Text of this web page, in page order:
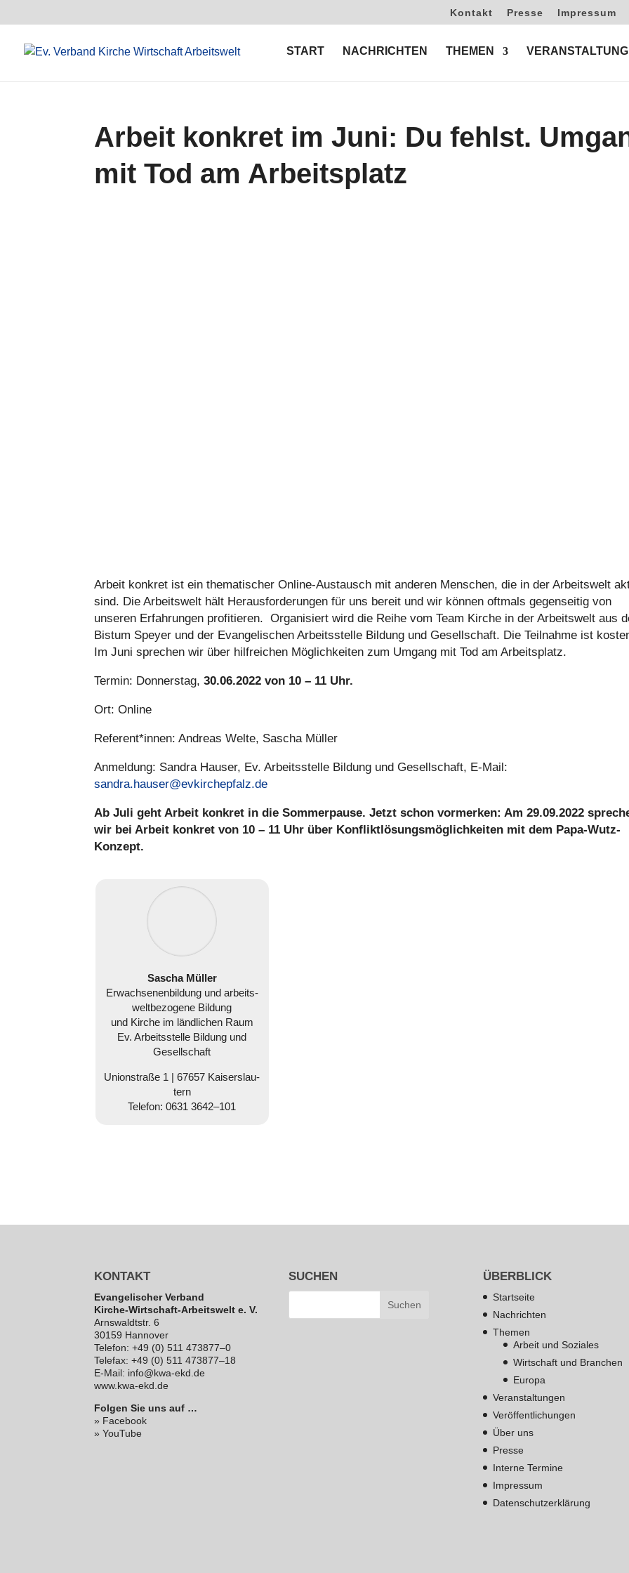
Kontakt Presse Impressum
START NACHRICHTEN THEMEN
Arbeit konkret im Juni: Du fehlst.
mit Tod am Arbeitsplatz
Arbeit konkret ist ein the­ma­ti­scher Online-Aus­tausch mit anderen Menschen, die in der Arbeits­welt
sind. Die Arbeits­welt hält Her­aus­for­de­run­gen für uns bereit und wir können oftmals gegen­sei­tig von
unseren Erfah­run­gen pro­fi­tie­ren. Orga­ni­siert wird die Reihe vom Team Kirche in der Arbeits­welt aus
Bistum Speyer und der Evan­ge­li­schen Arbeits­stelle Bildung und Gesell­schaft. Die Teil­nahme ist
Im Juni sprechen wir über hilf­rei­chen Mög­lich­kei­ten zum Umgang mit Tod am Arbeits­platz.
Termin: Don­ners­tag,30.06.2022 von 10 – 11 Uhr.
Ort: Online
Referent*innen: Andreas Welte, Sascha Müller
Anmel­dung: Sandra Hauser, Ev. Arbeits­stelle Bildung und Gesell­schaft, E‑Mail:
sandra.hauser@evkirchepfalz.de
Ab Juli geht Arbeit konkret in die Som­mer­pause. Jetzt schon vor­mer­ken: Am 29.09.2022
wir bei Arbeit konkret von 10 – 11 Uhr über Kon­flikt­lö­sungs­mög­lich­kei­ten mit dem Papa-Wutz-
Konzept.
Sascha Müller
Erwach­se­nen­bil­dung und arbeits­
welt­be­zo­gene Bildung
und Kirche im länd­li­chen Raum
Ev. Arbeits­stelle Bildung und
Gesell­schaft
Uni­on­straße 1 |67657 Kai­sers­lau­
tern
Telefon:0631 3642–101
KONTAKT
Evan­ge­li­scher Verband
Kirche-Wirt­schaft-Arbeits­welt e. V.
Arns­waldt­str. 6
30159 Hannover
Telefon: +49 (0) 511 473877–0
Telefax: +49 (0) 511 473877–18
E‑Mail: info@kwa-ekd.de
www.kwa-ekd.de
Folgen Sie uns auf …
» Facebook
» YouTube
SUCHEN ÜBERBLICK
Startseite
Nachrichten
Themen
Arbeit und Soziales
Wirtschaft und Branchen
Europa
Veranstaltungen
Veröffentlichungen
Über uns
Presse
Interne Termine
Impressum
Datenschutzerklärung